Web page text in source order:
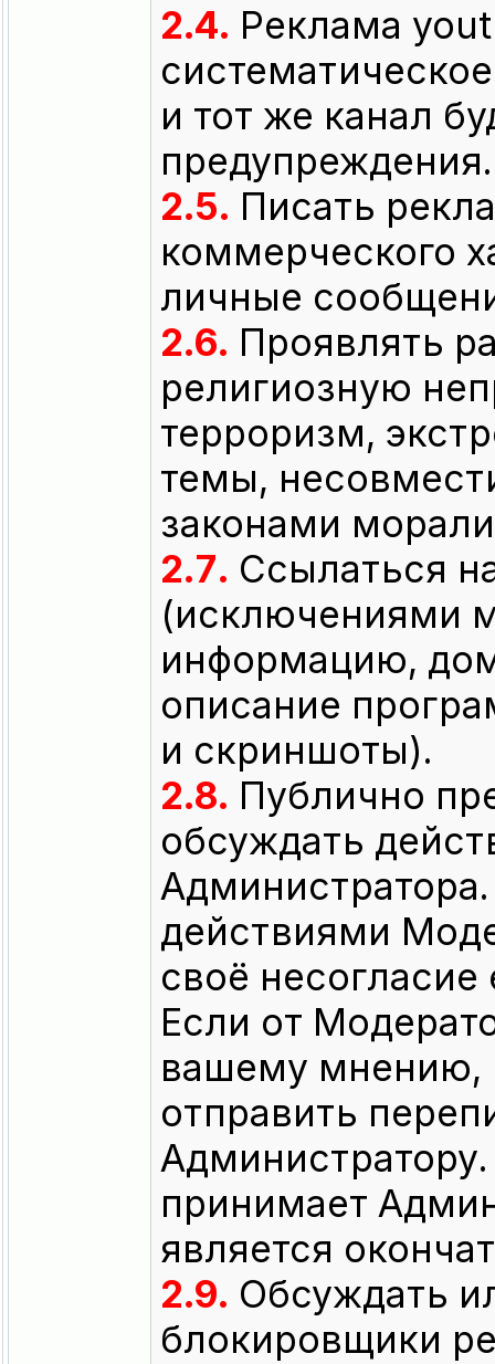
2.4. Реклама
и тот же канал
предупреждения.
2.5. Писать
коммерческого
личные
2.6. Проявлять
религиозную
терроризм,
темы,
законами
2.7. Ссылаться
(исключениями
информацию,
описание
и скриншоты).
2.8. Публично
обсуждать
действиями
своё
Если от
вашему мнению,
отправить
принимает
является
2.9. Обсуждать
блокировщики